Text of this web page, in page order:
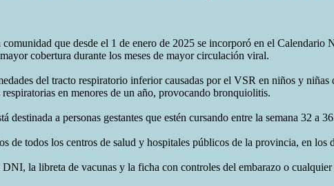
que desde el 1 de enero de 2025 se incorporó en el
cobertura durante los meses de mayor circulación viral.
del tracto respiratorio inferior causadas por el VSR en niños y
en menores de un año, provocando bronquiolitis.
a personas gestantes que estén cursando entre la semana 32 a
de todos los centros de salud y hospitales públicos de la provincia, en los
DNI, la libreta de vacunas y la ficha con controles del embarazo o